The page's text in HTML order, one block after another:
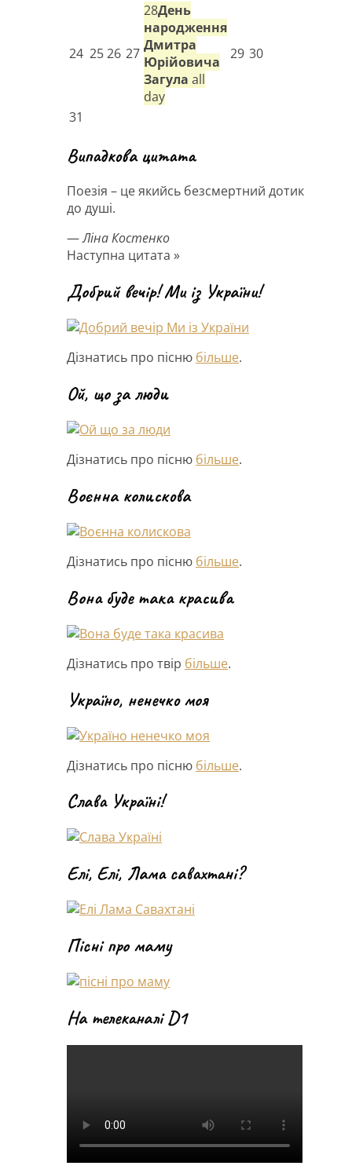
24 2526 27
28День
народження
Дмитра
Юрійовича
Загула all
day
29 30
31
Випадкова цитата
Поезія – це якийсь безсмертний дотик
до душі.
—Ліна Костенко
Наступна цитата »
Добрий вечір! Ми із України!
Дізнатись про пісню більше.
Ой, що за люди
Дізнатись про пісню більше.
Воєнна колискова
Дізнатись про пісню більше.
Вона буде така красива
Дізнатись про твір більше.
Україно, ненечко моя
Дізнатись про пісню більше.
Слава Україні!
Елі, Елі, Лама савахтані?
Пісні про маму
На телеканалі D1